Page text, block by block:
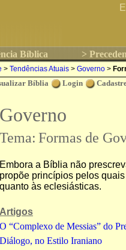
Bíblica >
> Tendências Atuais > Governo >
Bíblia Login
Governo
Tema: Formas de
Embora a Bíblia não
propõe princípios pelos
quanto às eclesiásticas.
Artigos
O “Complexo de Messias” do
Diálogo, no Estilo Iraniano